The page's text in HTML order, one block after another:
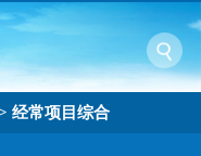
经常项目综合